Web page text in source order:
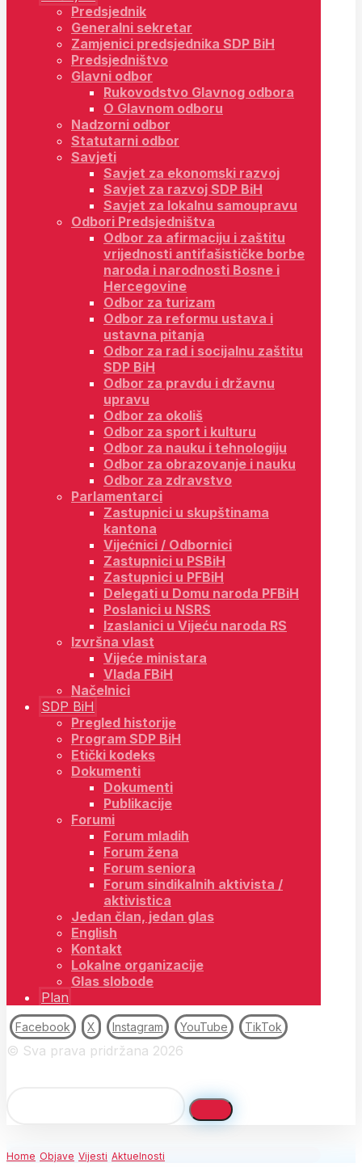
Predsjednik
Generalni sekretar
Zamjenici predsjednika SDP BiH
Predsjedništvo
Glavni odbor
Rukovodstvo Glavnog odbora
O Glavnom odboru
Nadzorni odbor
Statutarni odbor
Savjeti
Savjet za ekonomski razvoj
Savjet za razvoj SDP BiH
Savjet za lokalnu samoupravu
Odbori Predsjedništva
Odbor za afirmaciju i zaštitu
vrijednosti antifašističke borbe
naroda i narodnosti Bosne i
Hercegovine
Odbor za turizam
Odbor za reformu ustava i
ustavna pitanja
Odbor za rad i socijalnu zaštitu
SDP BiH
Odbor za pravdu i državnu
upravu
Odbor za okoliš
Odbor za sport i kulturu
Odbor za nauku i tehnologiju
Odbor za obrazovanje i nauku
Odbor za zdravstvo
Parlamentarci
Zastupnici u skupštinama
kantona
Vijećnici / Odbornici
Zastupnici u PSBiH
Zastupnici u PFBiH
Delegati u Domu naroda PFBiH
Poslanici u NSRS
Izaslanici u Vijeću naroda RS
Izvršna vlast
Vijeće ministara
Vlada FBiH
Načelnici
SDP BiH
Pregled historije
Program SDP BiH
Etički kodeks
Dokumenti
Dokumenti
Publikacije
Forumi
Forum mladih
Forum žena
Forum seniora
Forum sindikalnih aktivista /
aktivistica
Jedan član, jedan glas
English
Kontakt
Lokalne organizacije
Glas slobode
Plan
Facebook X Instagram YouTube TikTok
© Sva prava pridržana 2026
Home Objave Vijesti Aktuelnosti